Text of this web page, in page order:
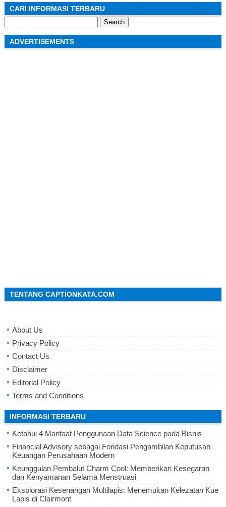
CARI INFORMASI TERBARU
for:
ADVERTISEMENTS
TENTANG CAPTIONKATA.COM
About Us
Privacy Policy
Contact Us
Disclaimer
Editorial Policy
Terms and Conditions
INFORMASI TERBARU
Ketahui 4 Manfaat Penggunaan Data Science pada Bisnis
Financial Advisory sebagai Fondasi Pengambilan Keputusan
Keuangan Perusahaan Modern
Keunggulan Pembalut Charm Cool: Memberikan Kesegaran
dan Kenyamanan Selama Menstruasi
Eksplorasi Kesenangan Multilapis: Menemukan Kelezatan Kue
Lapis di Clairmont